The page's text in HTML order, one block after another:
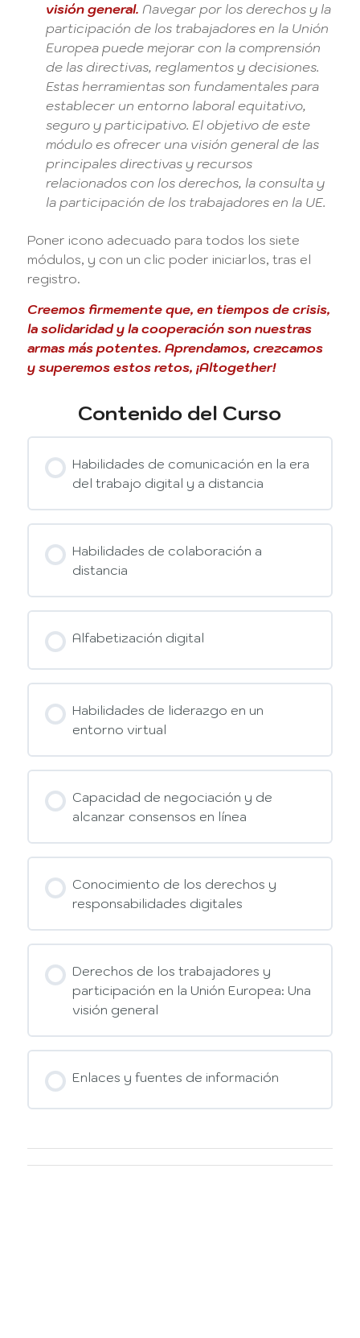
visión general. Navegar por los derechos y la
participación de los trabajadores en la Unión
Europea puede mejorar con la comprensión
de las directivas, reglamentos y decisiones.
Estas herramientas son fundamentales para
establecer un entorno laboral equitativo,
seguro y participativo. El objetivo de este
módulo es ofrecer una visión general de las
principales directivas y recursos
relacionados con los derechos, la consulta y
la participación de los trabajadores en la UE.
Poner icono adecuado para todos los siete
módulos, y con un clic poder iniciarlos, tras el
registro.
Creemos firmemente que, en tiempos de crisis,
la solidaridad y la cooperación son nuestras
armas más potentes. Aprendamos, crezcamos
y superemos estos retos, ¡Altogether!
Contenido del Curso
Habilidades de comunicación en la era
del trabajo digital y a distancia
Habilidades de colaboración a
distancia
Alfabetización digital
Habilidades de liderazgo en un
entorno virtual
Capacidad de negociación y de
alcanzar consensos en línea
Conocimiento de los derechos y
responsabilidades digitales
Derechos de los trabajadores y
participación en la Unión Europea: Una
visión general
Enlaces y fuentes de información